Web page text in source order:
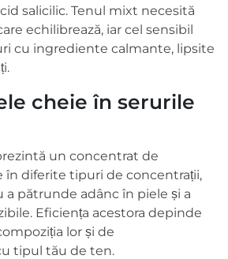
salicilic. Tenul mixt necesită
echilibrează, iar cel sensibil
cu ingrediente calmante, lipsite
cheie în serurile
un concentrat de
în diferite tipuri de concentrații,
pătrunde adânc în piele și a
Eficiența acestora depinde
lor și de
tipul tău de ten.